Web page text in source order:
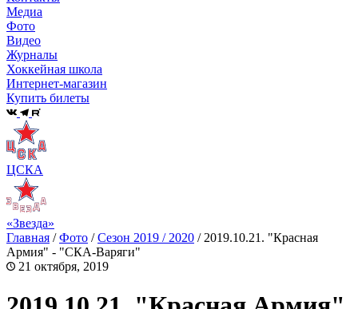
Медиа
Фото
Видео
Журналы
Хоккейная школа
Интернет-магазин
Купить билеты
ЦСКА
«Звезда»
Главная /Фото /Сезон 2019 / 2020 / 2019.10.21. "Красная
Армия" - "СКА-Варяги"
21 октября, 2019